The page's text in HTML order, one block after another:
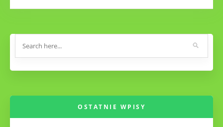
Najpiękniejsze miasta europy, które warto
OSTATNIE WPISY